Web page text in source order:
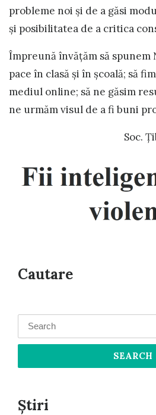
probleme noi şi de a găsi
şi posibilitatea de a critica
Împreună învățăm să spunem
pace în clasă și în școală; să
mediul online; să ne găsim
ne urmăm visul de a fi buni
Soc.
Cautare
for:
Știri